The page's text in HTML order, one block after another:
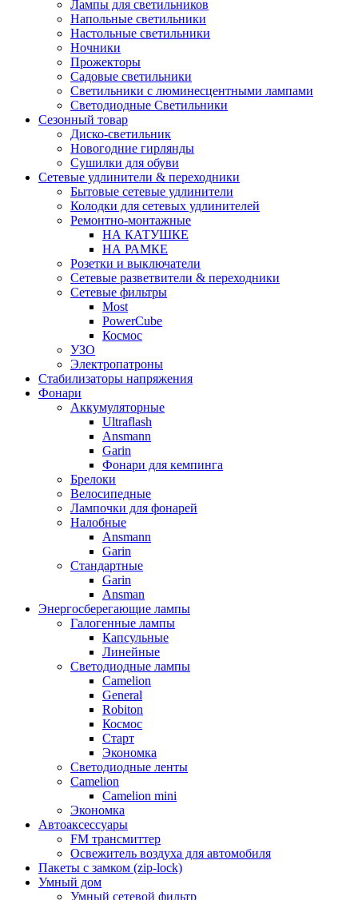
Лампы для светильников
Напольные светильники
Настольные светильники
Ночники
Прожекторы
Садовые светильники
Светильники с люминесцентными лампами
Светодиодные Светильники
Сезонный товар
Диско-светильник
Новогодние гирлянды
Сушилки для обуви
Сетевые удлинители & переходники
Бытовые сетевые удлинители
Колодки для сетевых удлинителей
Ремонтно-монтажные
НА КАТУШКЕ
НА РАМКЕ
Розетки и выключатели
Сетевые разветвители & переходники
Сетевые фильтры
Most
PowerCube
Космос
УЗО
Электропатроны
Стабилизаторы напряжения
Фонари
Аккумуляторные
Ultraflash
Ansmann
Garin
Фонари для кемпинга
Брелоки
Велосипедные
Лампочки для фонарей
Налобные
Ansmann
Garin
Стандартные
Garin
Ansman
Энергосберегающие лампы
Галогенные лампы
Капсульные
Линейные
Светодиодные лампы
Camelion
General
Robiton
Космос
Старт
Экономка
Светодиодные ленты
Camelion
Camelion mini
Экономка
Автоаксессуары
FM трансмиттер
Освежитель воздуха для автомобиля
Пакеты с замком (zip-lock)
Умный дом
Умный сетевой фильтр